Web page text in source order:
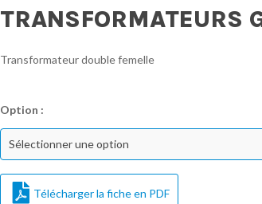
TRANSFORMATEURS
Transformateur double femelle
Option :
Sélectionner une option
Télécharger la fiche en PDF